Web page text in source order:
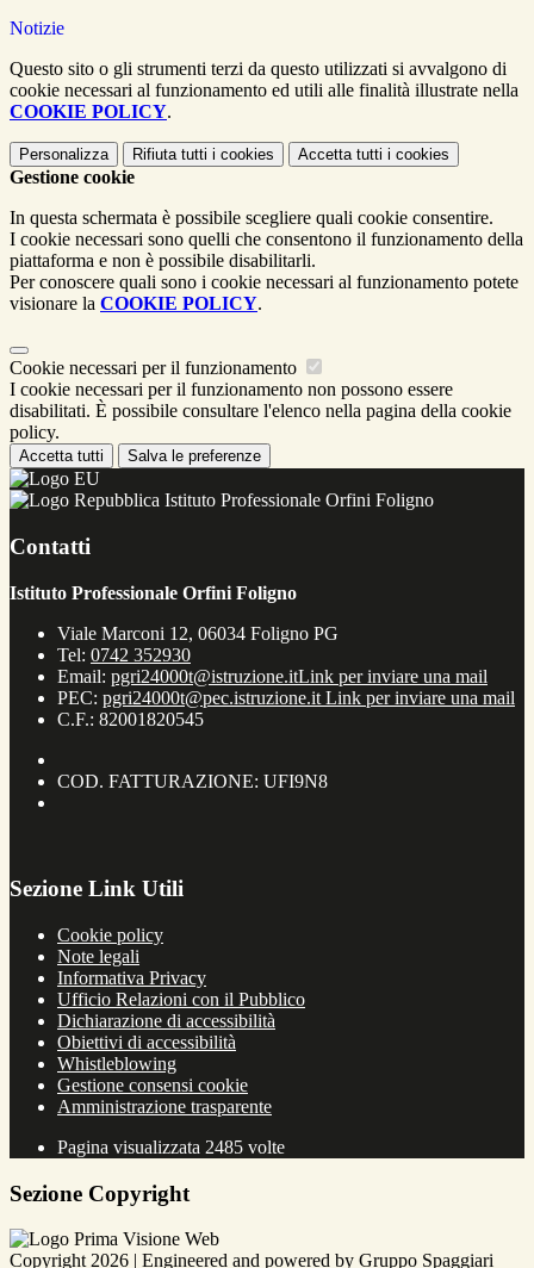
Notizie
Questo sito o gli strumenti terzi da questo utilizzati si avvalgono di
cookie necessari al funzionamento ed utili alle finalità illustrate nella
COOKIE POLICY.
Personalizza Rifiuta tutti i cookies Accetta tutti i cookies
Gestione cookie
In questa schermata è possibile scegliere quali cookie consentire.
I cookie necessari sono quelli che consentono il funzionamento della
piattaforma e non è possibile disabilitarli.
Per conoscere quali sono i cookie necessari al funzionamento potete
visionare la COOKIE POLICY.
Cookie necessari per il funzionamento
I cookie necessari per il funzionamento non possono essere
disabilitati. È possibile consultare l'elenco nella pagina della cookie
policy.
Accetta tutti Salva le preferenze
Istituto Professionale Orfini Foligno
Contatti
Istituto Professionale Orfini Foligno
Viale Marconi 12, 06034 Foligno PG
Tel: 0742 352930
Email: pgri24000t@istruzione.itLink per inviare una mail
PEC: pgri24000t@pec.istruzione.it Link per inviare una mail
C.F.: 82001820545
COD. FATTURAZIONE: UFI9N8
Sezione Link Utili
Cookie policy
Note legali
Informativa Privacy
Ufficio Relazioni con il Pubblico
Dichiarazione di accessibilità
Obiettivi di accessibilità
Whistleblowing
Gestione consensi cookie
Amministrazione trasparente
Pagina visualizzata 2485 volte
Sezione Copyright
Copyright 2026 | Engineered and powered by Gruppo Spaggiari